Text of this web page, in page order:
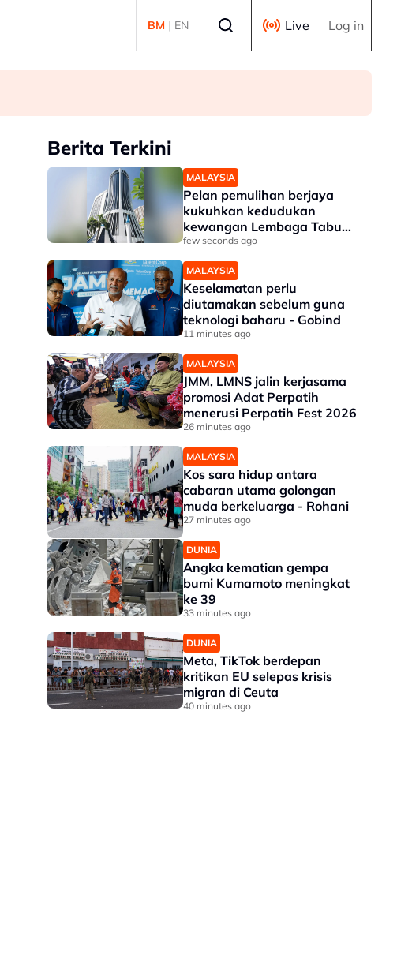
BM | EN Live Log in
Berita Terkini
MALAYSIA
Pelan pemulihan berjaya
kukuhkan kedudukan
kewangan Lembaga Tabung
Haji
few seconds ago
MALAYSIA
Keselamatan perlu
diutamakan sebelum guna
teknologi baharu - Gobind
11 minutes ago
MALAYSIA
JMM, LMNS jalin kerjasama
promosi Adat Perpatih
menerusi Perpatih Fest 2026
26 minutes ago
MALAYSIA
Kos sara hidup antara
cabaran utama golongan
muda berkeluarga - Rohani
27 minutes ago
DUNIA
Angka kematian gempa
bumi Kumamoto meningkat
ke 39
33 minutes ago
DUNIA
Meta, TikTok berdepan
kritikan EU selepas krisis
migran di Ceuta
40 minutes ago